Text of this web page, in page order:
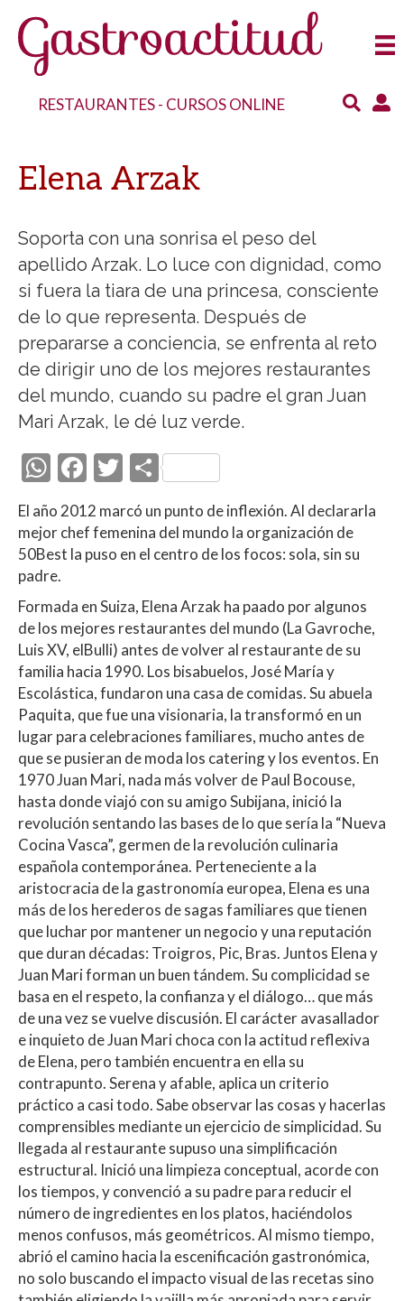
RESTAURANTES- CURSOS ONLINE
Elena Arzak
Soporta con una sonrisa el peso del
apellido Arzak. Lo luce con dignidad, como
si fuera la tiara de una princesa, consciente
de lo que representa. Después de
prepararse a conciencia, se enfrenta al reto
de dirigir uno de los mejores restaurantes
del mundo, cuando su padre el gran Juan
Mari Arzak, le dé luz verde.
W
h
at
s
A
p
p
F
ac
e
b
o
k
T
w
itt
er
C
m
p
ti
r
El año 2012 marcó un punto de inflexión. Al declararla
mejor chef femenina del mundo la organización de
50Best la puso en el centro de los focos: sola, sin su
padre.
Formada en Suiza, Elena Arzak ha paado por algunos
de los mejores restaurantes del mundo (La Gavroche,
Luis XV, elBulli) antes de volver al restaurante de su
familia hacia 1990. Los bisabuelos, José María y
Escolástica, fundaron una casa de comidas. Su abuela
Paquita, que fue una visionaria, la transformó en un
lugar para celebraciones familiares, mucho antes de
que se pusieran de moda los catering y los eventos. En
1970 Juan Mari, nada más volver de Paul Bocouse,
hasta donde viajó con su amigo Subijana, inició la
revolución sentando las bases de lo que sería la “Nueva
Cocina Vasca”, germen de la revolución culinaria
española contemporánea. Perteneciente a la
aristocracia de la gastronomía europea, Elena es una
más de los herederos de sagas familiares que tienen
que luchar por mantener un negocio y una reputación
que duran décadas: Troigros, Pic, Bras. Juntos Elena y
Juan Mari forman un buen tándem. Su complicidad se
basa en el respeto, la confianza y el diálogo… que más
de una vez se vuelve discusión. El carácter avasallador
e inquieto de Juan Mari choca con la actitud reflexiva
de Elena, pero también encuentra en ella su
contrapunto. Serena y afable, aplica un criterio
práctico a casi todo. Sabe observar las cosas y hacerlas
comprensibles mediante un ejercicio de simplicidad. Su
llegada al restaurante supuso una simplificación
estructural. Inició una limpieza conceptual, acorde con
los tiempos, y convenció a su padre para reducir el
número de ingredientes en los platos, haciéndolos
menos confusos, más geométricos. Al mismo tiempo,
abrió el camino hacia la escenificación gastronómica,
no solo buscando el impacto visual de las recetas sino